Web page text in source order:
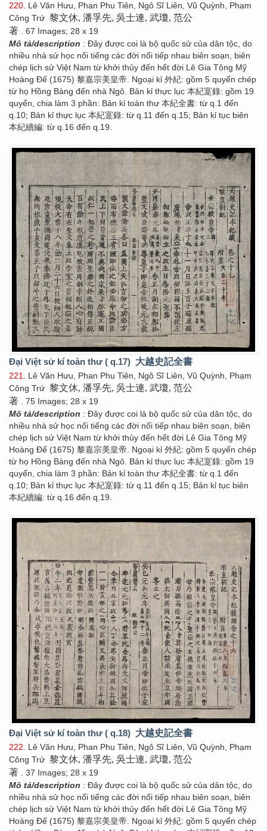
220. Lê Văn Hưu, Phan Phu Tiên, Ngô Sĩ Liên, Vũ Quỳnh, Phạm
Công Trứ 黎文休, 潘孚先, 吳士連, 武瓊, 范公
著 . 67 Images; 28 x 19
Mô tả/description : Đây được coi là bộ quốc sử của dân tộc, do
nhiều nhà sử học nổi tiếng các đời nối tiếp nhau biên soạn, biên
chép lịch sử Việt Nam từ khởi thủy đến hết đời Lê Gia Tông Mỹ
Hoàng Đế (1675) 黎嘉宗美皇帝. Ngoại kỉ 外紀: gồm 5 quyển chép
từ họ Hồng Bàng đến nhà Ngô. Bản kỉ thực lục 本紀寔錄: gồm 19
quyển, chia làm 3 phần: Bản kỉ toàn thư 本紀全書: từ q.1 đến
q.10; Bản kỉ thực lục 本紀寔錄: từ q.11 đến q.15; Bản kỉ tục biên
本紀續編: từ q.16 đến q.19.
Đại Việt sử kí toàn thư ( q.17) 大越史記全書
221. Lê Văn Hưu, Phan Phu Tiên, Ngô Sĩ Liên, Vũ Quỳnh, Phạm
Công Trứ 黎文休, 潘孚先, 吳士連, 武瓊, 范公
著 . 75 Images; 28 x 19
Mô tả/description : Đây được coi là bộ quốc sử của dân tộc, do
nhiều nhà sử học nổi tiếng các đời nối tiếp nhau biên soạn, biên
chép lịch sử Việt Nam từ khởi thủy đến hết đời Lê Gia Tông Mỹ
Hoàng Đế (1675) 黎嘉宗美皇帝. Ngoại kỉ 外紀: gồm 5 quyển chép
từ họ Hồng Bàng đến nhà Ngô. Bản kỉ thực lục 本紀寔錄: gồm 19
quyển, chia làm 3 phần: Bản kỉ toàn thư 本紀全書: từ q.1 đến
q.10; Bản kỉ thực lục 本紀寔錄: từ q.11 đến q.15; Bản kỉ tục biên
本紀續編: từ q.16 đến q.19.
Đại Việt sử kí toàn thư ( q.18) 大越史記全書
222 . Lê Văn Hưu, Phan Phu Tiên, Ngô Sĩ Liên, Vũ Quỳnh, Phạm
Công Trứ 黎文休, 潘孚先, 吳士連, 武瓊, 范公
著 . 37 Images; 28 x 19
Mô tả/description : Đây được coi là bộ quốc sử của dân tộc, do
nhiều nhà sử học nổi tiếng các đời nối tiếp nhau biên soạn, biên
chép lịch sử Việt Nam từ khởi thủy đến hết đời Lê Gia Tông Mỹ
Hoàng Đế (1675) 黎嘉宗美皇帝. Ngoại kỉ 外紀: gồm 5 quyển chép